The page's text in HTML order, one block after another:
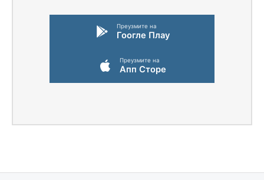
Преузмите на
Гоогле Плаy
Преузмите на
Апп Сторе